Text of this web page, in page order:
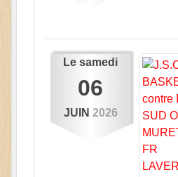
Lesamedi
06
JUIN 2026